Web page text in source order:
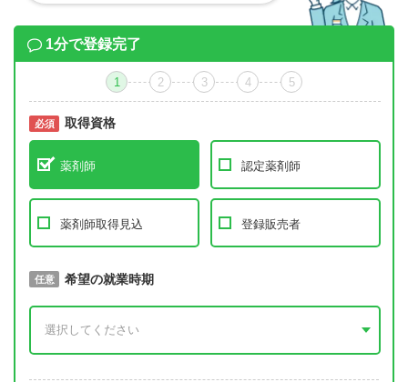
1分で登録完了
1 2 3 4 5
必須 取得資格
薬剤師 認定薬剤師
薬剤師取得見込 登録販売者
必須 取得予定年
任意 希望の就業時期